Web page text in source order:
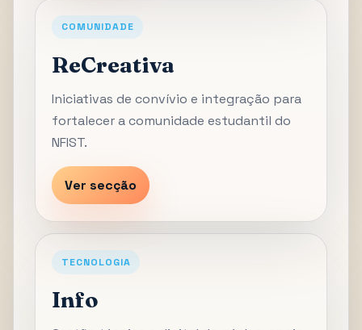
COMUNIDADE
ReCreativa
Iniciativas de convívio e integração para
fortalecer a comunidade estudantil do
NFIST.
Ver secção
TECNOLOGIA
Info